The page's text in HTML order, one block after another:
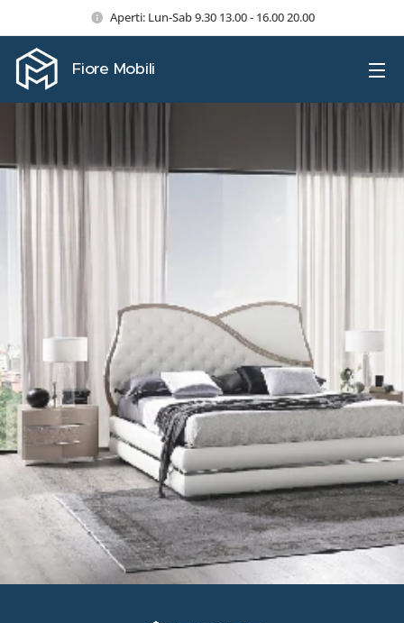
Aperti: Lun-Sab 9.30 13.00 - 16.00 20.00
Fiore Mobili